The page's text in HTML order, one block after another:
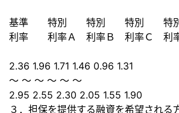
基準 特別 特別 特別 特
利率 利率Ａ 利率Ｂ 利率Ｃ 利
2.36 1.96 1.71 1.46 0.96 1.31
～ ～ ～ ～ ～ ～
2.95 2.55 2.30 2.05 1.55 1.90
３．担保を提供する融資を希望される